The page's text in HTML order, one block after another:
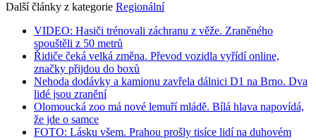
Další články z kategorie Regionální
VIDEO: Hasiči trénovali záchranu z věže. Zraněného
spouštěli z 50 metrů
Řidiče čeká velká změna. Převod vozidla vyřídí online,
značky přijdou do boxů
Nehoda dodávky a kamionu zavřela dálnici D1 na Brno. Dva
lidé jsou zranění
Olomoucká zoo má nové lemuří mládě. Bílá hlava napovídá,
že jde o samce
FOTO: Lásku všem. Prahou prošly tisíce lidí na duhovém